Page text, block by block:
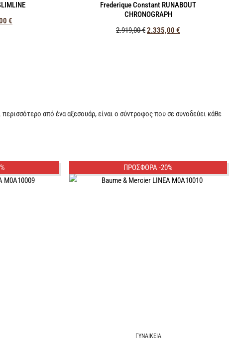
€
Frederique Constant RUNABOUT
CHRONOGRAPH
2.919,00€2.335,00 €
περισσότερο από ένα αξεσουάρ, είναι ο σύντροφος που σε συνοδεύει κάθε
ΠΡΟΣΦΟΡΑ -20%
ΓΥΝΑΙΚΕΙΑ